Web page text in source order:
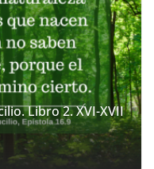
Libro 2. XVI-XVII